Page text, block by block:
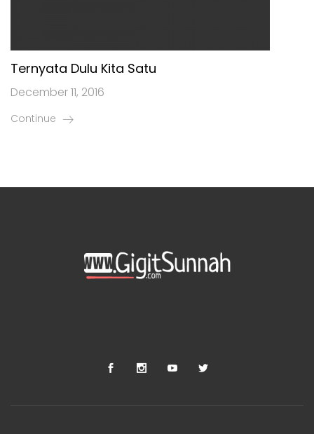
Ternyata Dulu Kita Satu
December 11, 2016
Continue